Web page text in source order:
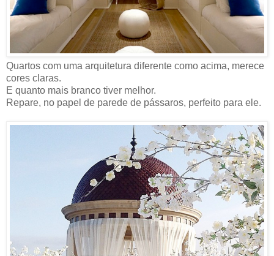
Quartos com uma arquitetura diferente como acima, merece
cores claras.
E quanto mais branco tiver melhor.
Repare, no papel de parede de pássaros, perfeito para ele.